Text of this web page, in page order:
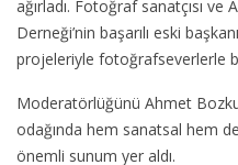
ağırladı. Fotoğraf sanatçısı
Derneği’nin başarılı eski
projeleriyle fotoğrafseverlerle
Moderatörlüğünü Ahmet
odağında hem sanatsal hem
önemli sunum yer aldı.